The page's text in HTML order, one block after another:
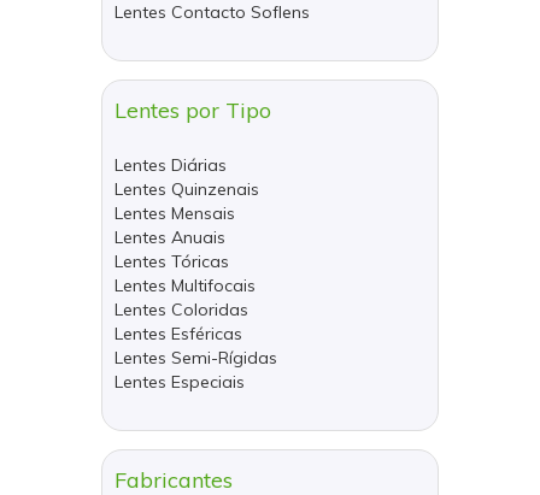
Lentes Contacto Soflens
Lentes por Tipo
Lentes Diárias
Lentes Quinzenais
Lentes Mensais
Lentes Anuais
Lentes Tóricas
Lentes Multifocais
Lentes Coloridas
Lentes Esféricas
Lentes Semi-Rígidas
Lentes Especiais
Fabricantes